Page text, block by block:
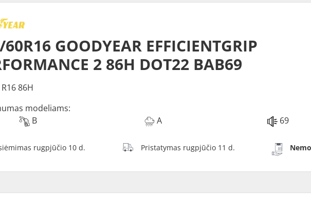
GOODYEAR EFFICIENTGRIP
2 86H DOT22 BAB69
86H
modeliams:
B
A 69
rugpjūčio 10 d. Pristatymas rugpjūčio 11 d.